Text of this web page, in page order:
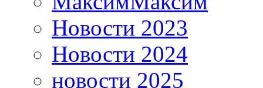
Новости 2023
Новости 2024
новости 2025